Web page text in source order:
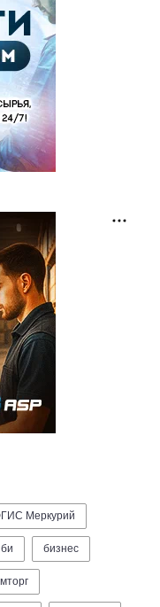
Меркурий
би бизнес